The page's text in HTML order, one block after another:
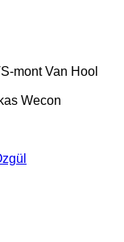
mont Van Hool
Wecon